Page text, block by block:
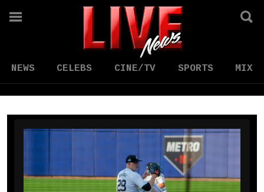
NEWS CELEBS CINE/TV SPORTS MIX